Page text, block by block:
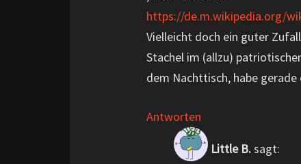
https://de.m.wikipedia.org/
Vielleicht doch ein guter
Stachel im (allzu)
dem Nachttisch, habe
Antworten
Little B.sagt: